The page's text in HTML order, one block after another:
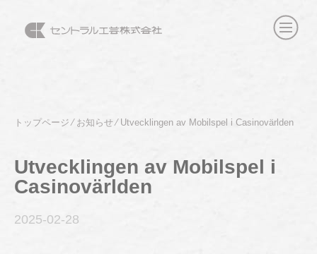
トップページ⁄ お知らせ⁄ Utvecklingen av Mobilspel i Casinovärlden
Utvecklingen av Mobilspel i
Casinovärlden
2025-02-28